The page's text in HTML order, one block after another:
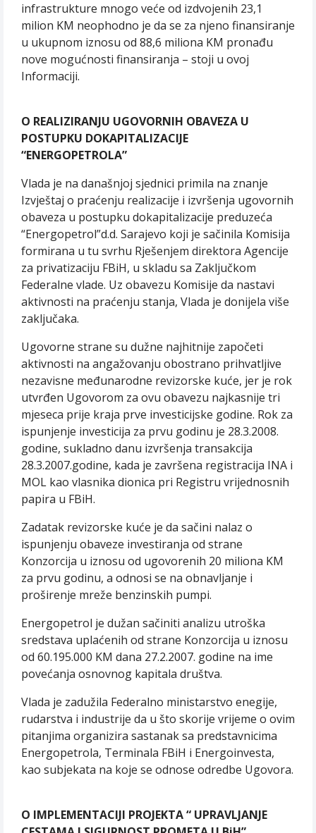
infrastrukture mnogo veće od izdvojenih 23,1
milion KM neophodno je da se za njeno finansiranje
u ukupnom iznosu od 88,6 miliona KM pronađu
nove mogućnosti finansiranja – stoji u ovoj
Informaciji.
O REALIZIRANJU UGOVORNIH OBAVEZA U
POSTUPKU DOKAPITALIZACIJE
“ENERGOPETROLA”
Vlada je na današnjoj sjednici primila na znanje
Izvještaj o praćenju realizacije i izvršenja ugovornih
obaveza u postupku dokapitalizacije preduzeća
“Energopetrol”d.d. Sarajevo koji je sačinila Komisija
formirana u tu svrhu Rješenjem direktora Agencije
za privatizaciju FBiH, u skladu sa Zaključkom
Federalne vlade. Uz obavezu Komisije da nastavi
aktivnosti na praćenju stanja, Vlada je donijela više
zaključaka.
Ugovorne strane su dužne najhitnije započeti
aktivnosti na angažovanju obostrano prihvatljive
nezavisne međunarodne revizorske kuće, jer je rok
utvrđen Ugovorom za ovu obavezu najkasnije tri
mjeseca prije kraja prve investicijske godine. Rok za
ispunjenje investicija za prvu godinu je 28.3.2008.
godine, sukladno danu izvršenja transakcija
28.3.2007.godine, kada je završena registracija INA i
MOL kao vlasnika dionica pri Registru vrijednosnih
papira u FBiH.
Zadatak revizorske kuće je da sačini nalaz o
ispunjenju obaveze investiranja od strane
Konzorcija u iznosu od ugovorenih 20 miliona KM
za prvu godinu, a odnosi se na obnavljanje i
proširenje mreže benzinskih pumpi.
Energopetrol je dužan sačiniti analizu utroška
sredstava uplaćenih od strane Konzorcija u iznosu
od 60.195.000 KM dana 27.2.2007. godine na ime
povećanja osnovnog kapitala društva.
Vlada je zadužila Federalno ministarstvo enegije,
rudarstva i industrije da u što skorije vrijeme o ovim
pitanjima organizira sastanak sa predstavnicima
Energopetrola, Terminala FBiH i Energoinvesta,
kao subjekata na koje se odnose odredbe Ugovora.
O IMPLEMENTACIJI PROJEKTA “ UPRAVLJANJE